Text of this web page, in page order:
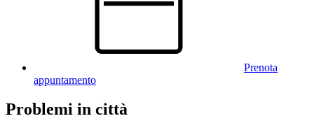
Prenota
appuntamento
Problemi in città